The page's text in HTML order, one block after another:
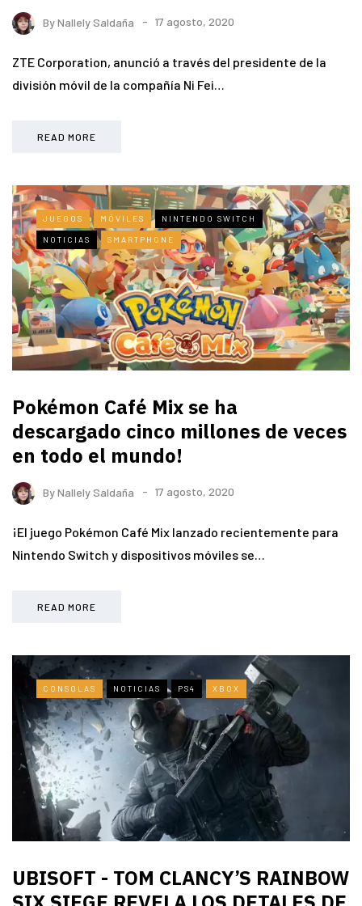
ByNallely Saldaña 17 agosto, 2020
ZTE Corporation, anunció a través del presidente de la
división móvil de la compañía Ni Fei…
READ MORE
JUEGOS MÓVILES NINTENDO SWITCH
NOTICIAS SMARTPHONE
Pokémon Café Mix se ha
descargado cinco millones de veces
en todo el mundo!
ByNallely Saldaña 17 agosto, 2020
¡El juego Pokémon Café Mix lanzado recientemente para
Nintendo Switch y dispositivos móviles se…
READ MORE
CONSOLAS NOTICIAS PS4 XBOX
UBISOFT - TOM CLANCY’S RAINBOW